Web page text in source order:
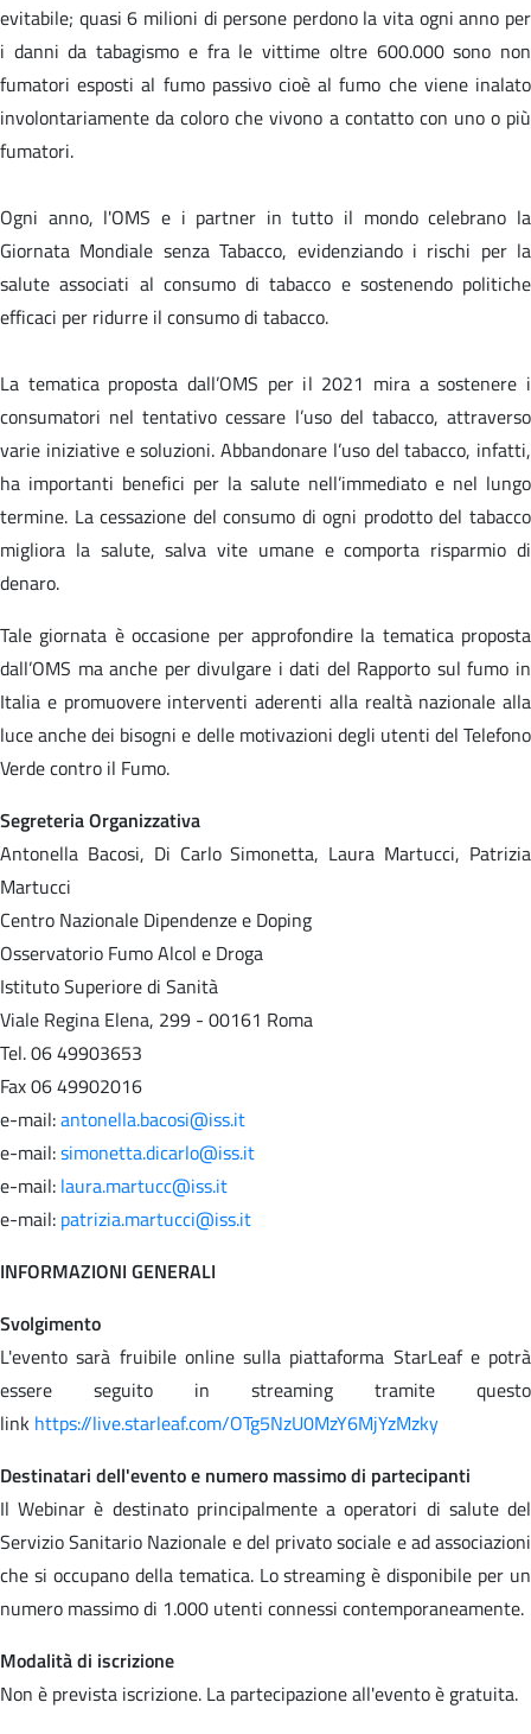
evitabile; quasi 6 milioni di persone perdono la vita ogni anno per
i danni da tabagismo e fra le vittime oltre 600.000 sono non
fumatori esposti al fumo passivo cioè al fumo che viene inalato
involontariamente da coloro che vivono a contatto con uno o più
fumatori.
Ogni anno, l'OMS e i partner in tutto il mondo celebrano la
Giornata Mondiale senza Tabacco, evidenziando i rischi per la
salute associati al consumo di tabacco e sostenendo politiche
efficaci per ridurre il consumo di tabacco.
La tematica proposta dall’OMS per il 2021 mira a sostenere i
consumatori nel tentativo cessare l’uso del tabacco, attraverso
varie iniziative e soluzioni. Abbandonare l’uso del tabacco, infatti,
ha importanti benefici per la salute nell’immediato e nel lungo
termine. La cessazione del consumo di ogni prodotto del tabacco
migliora la salute, salva vite umane e comporta risparmio di
denaro.
Tale giornata è occasione per approfondire la tematica proposta
dall’OMS ma anche per divulgare i dati del Rapporto sul fumo in
Italia e promuovere interventi aderenti alla realtà nazionale alla
luce anche dei bisogni e delle motivazioni degli utenti del Telefono
Verde contro il Fumo.
Segreteria Organizzativa
Antonella Bacosi, Di Carlo Simonetta, Laura Martucci, Patrizia
Martucci
Centro Nazionale Dipendenze e Doping
Osservatorio Fumo Alcol e Droga
Istituto Superiore di Sanità
Viale Regina Elena, 299 - 00161 Roma
Tel. 06 49903653
Fax 06 49902016
e-mail:antonella.bacosi@iss.it
e-mail:simonetta.dicarlo@iss.it
e-mail: laura.martucc@iss.it
e-mail: patrizia.martucci@iss.it
INFORMAZIONI GENERALI
Svolgimento
L'evento sarà fruibile online sulla piattaforma StarLeaf e potrà
essere seguito in streaming tramite questo
link https://live.starleaf.com/OTg5NzU0MzY6MjYzMzky
Destinatari dell'evento e numero massimo di partecipanti
Il Webinar è destinato principalmente a operatori di salute del
Servizio Sanitario Nazionale e del privato sociale e ad associazioni
che si occupano della tematica. Lo streaming è disponibile per un
numero massimo di 1.000 utenti connessi contemporaneamente.
Modalità di iscrizione
Non è prevista iscrizione. La partecipazione all'evento è gratuita.